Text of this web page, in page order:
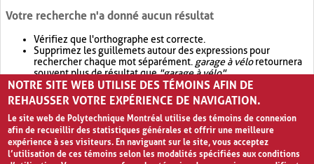
Votre recherche n'a donné aucun résultat
Vérifiez que l'orthographe est correcte.
Supprimez les guillemets autour des expressions pour
rechercher chaque mot séparément. garage à véloretournera
souvent plus de résultat que"garage à vélo".
Envisagez d'élargir votre recherche avec OR.garage OR vélo
retournera souvent plus de résultat quegarage à vélo
NOTRE SITE WEB UTILISE DES TÉMOINS AFIN DE
REHAUSSER VOTRE EXPÉRIENCE DE NAVIGATION.
Le site web de Polytechnique Montréal utilise des témoins de connexion
afin de recueillir des statistiques générales et offrir une meilleure
expérience à ses visiteurs. En naviguant sur le site, vous acceptez
l’utilisation de ces témoins selon les modalités spécifiées aux conditions